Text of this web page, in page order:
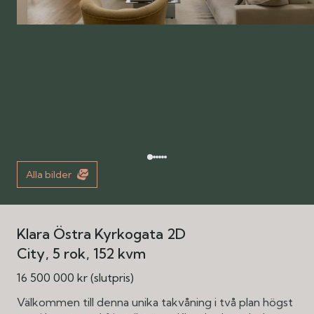
Alla bilder
Klara Östra Kyrkogata 2D
City 5 rok 152 kvm
16 500 000 kr (slutpris)
Välkommen till denna unika takvåning i två plan högst